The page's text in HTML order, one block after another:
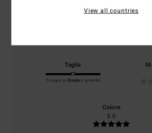
Taglia
Troppo piccoloTroppo grande
Colore
5.0
View all countries